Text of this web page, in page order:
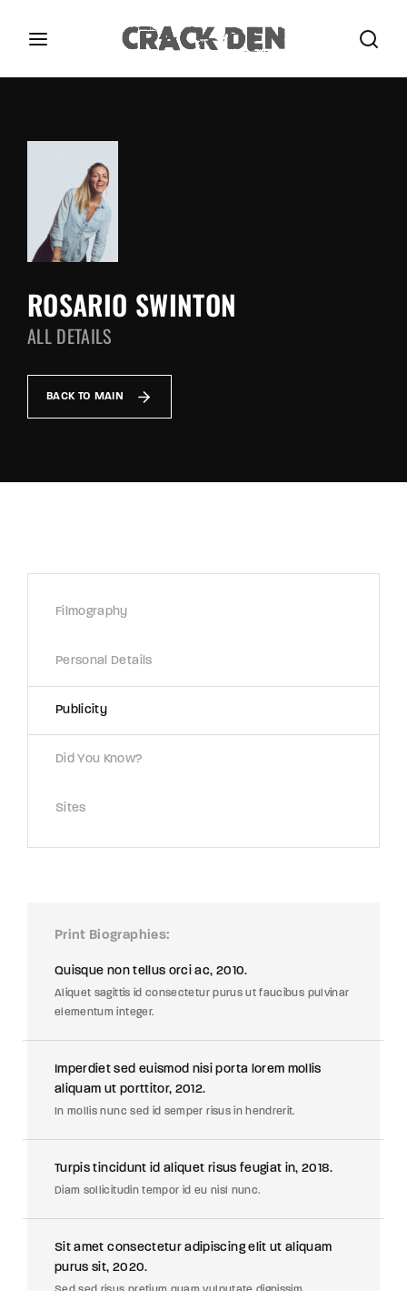
ROSARIO SWINTON
ALL DETAILS
BACK TO MAIN
Filmography
Personal Details
Publicity
Did You Know?
Sites
Print Biographies
Quisque non tellus orci ac, 2010.
Aliquet sagittis id consectetur purus ut faucibus pulvinar
elementum integer.
Imperdiet sed euismod nisi porta lorem mollis
aliquam ut porttitor, 2012.
In mollis nunc sed id semper risus in hendrerit.
Turpis tincidunt id aliquet risus feugiat in, 2018.
Diam sollicitudin tempor id eu nisl nunc.
Sit amet consectetur adipiscing elit ut aliquam
purus sit, 2020.
Press Enter / Return to begin your search or hit
Password